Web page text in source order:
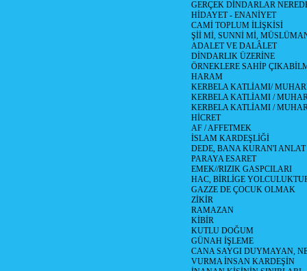
GERÇEK DİNDARLAR
HİDAYET - ENANİYET
CAMİ TOPLUM İLİŞKİSİ
Şİİ Mİ, SUNNİ Mİ,
ADALET VE DALÂLET
DİNDARLIK ÜZERİNE
ÖRNEKLERE SAHİP
HARAM
KERBELA KATLİAMI/
KERBELA KATLİAMI /
KERBELA KATLİAMI /
HİCRET
AF / AFFETMEK
İSLAM KARDEŞLİĞİ
DEDE, BANA KURAN'I ANLAT
PARAYA ESARET
EMEK//RIZIK GASPCILARI
HAC, BİRLİGE
GAZZE DE ÇOCUK OLMAK
ZİKİR
RAMAZAN
KİBİR
KUTLU DOĞUM
GÜNAH İŞLEME
CANA SAYGI DUYMAYAN,
VURMA İNSAN KARDEŞİN